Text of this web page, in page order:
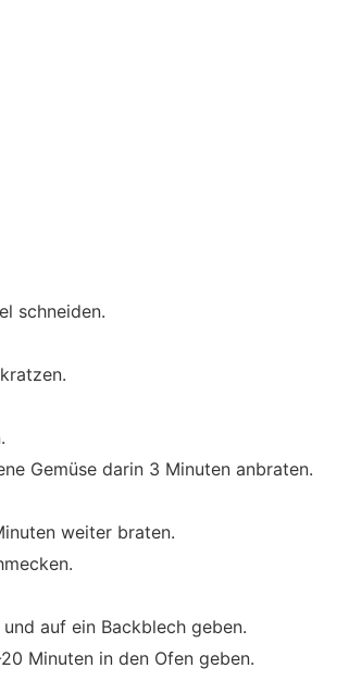
schneiden.
Gemüse darin 3 Minuten anbraten.
weiter braten.
auf ein Backblech geben.
Minuten in den Ofen geben.